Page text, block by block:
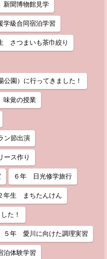
聞博物館見学
学級合同宿泊学習
さつまいも茶巾絞り
公園）に行ってきました！
覚の授業
ン節出演
ース作り
６年 日光修学旅行
年生 まちたんけん
た！
５年 愛川に向けた調理実習
体験学習